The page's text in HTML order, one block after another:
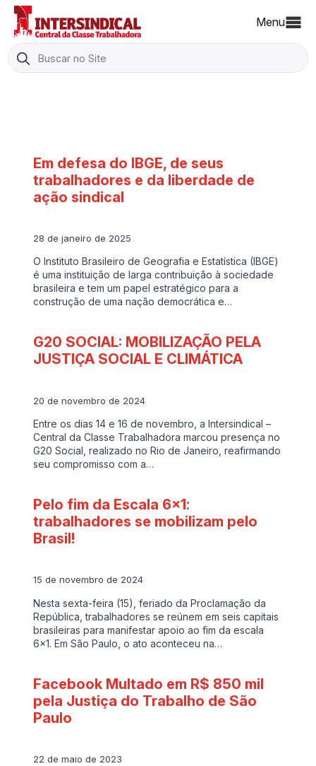
Menu
Search
for:
Em defesa do IBGE, de seus
trabalhadores e da liberdade de
ação sindical
28 de janeiro de 2025
O Instituto Brasileiro de Geografia e Estatística (IBGE)
é uma instituição de larga contribuição à sociedade
brasileira e tem um papel estratégico para a
construção de uma nação democrática e…
G20 SOCIAL: MOBILIZAÇÃO PELA
JUSTIÇA SOCIAL E CLIMÁTICA
20 de novembro de 2024
Entre os dias 14 e 16 de novembro, a Intersindical –
Central da Classe Trabalhadora marcou presença no
G20 Social, realizado no Rio de Janeiro, reafirmando
seu compromisso com a…
Pelo fim da Escala 6×1:
trabalhadores se mobilizam pelo
Brasil!
15 de novembro de 2024
Nesta sexta-feira (15), feriado da Proclamação da
República, trabalhadores se reúnem em seis capitais
brasileiras para manifestar apoio ao fim da escala
6×1. Em São Paulo, o ato aconteceu na…
Facebook Multado em R$ 850 mil
pela Justiça do Trabalho de São
Paulo
22 de maio de 2023